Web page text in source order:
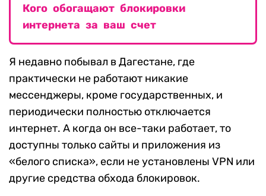
Кого обогащают блокировки
интернета за ваш счет
Я недавно побывал в Дагестане, где
практически не работают никакие
мессенджеры, кроме государственных, и
периодически полностью отключается
интернет. А когда он все-таки работает, то
доступны только сайты и приложения из
«белого списка», если не установлены VPN или
другие средства обхода блокировок.